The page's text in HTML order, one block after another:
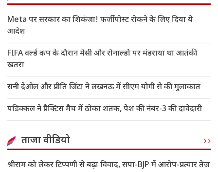
Meta पर सरकार का शिकंजा! फर्जी पोस्ट रोकने के लिए दिया ये
आदेश
FIFA वर्ल्ड कप के दौरान मेसी और रोनाल्डो पर मंडराया था आतंकी
खतरा
सनी देओल और प्रीति जिंटा ने लखनऊ में सीएम योगी से की मुलाकात
पडिक्कल ने प्रैक्टिस मैच में ठोका शतक, पेश की नंबर-3 की दावेदारी
ताजा वीडियो
श्रीराम को लेकर टिप्पणी से बढ़ा विवाद, सपा-BJP में आरोप-प्रत्यार तेज